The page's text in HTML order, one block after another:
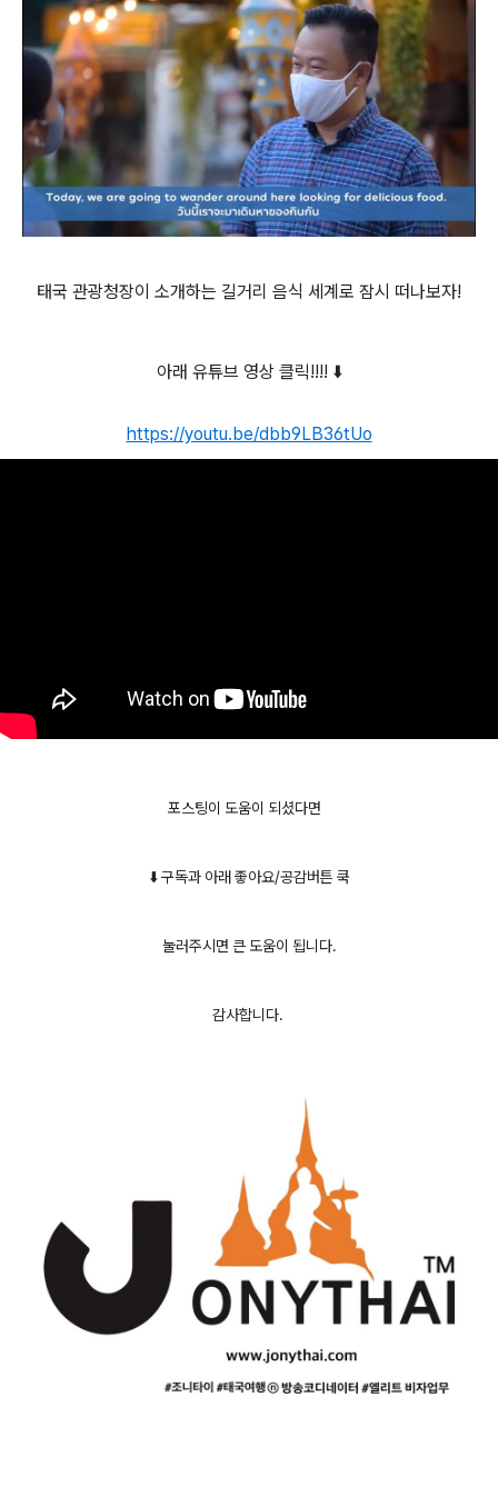
태국 관광청장이 소개하는 길거리 음식 세계로 잠시 떠나보자!
아래 유튜브 영상 클릭!!!! ⬇️
https://youtu.be/dbb9LB36tUo
포스팅이 도움이 되셨다면
⬇️ 구독과 아래 좋아요/공감버튼 쿡
눌러주시면 큰 도움이 됩니다.
감사합니다.